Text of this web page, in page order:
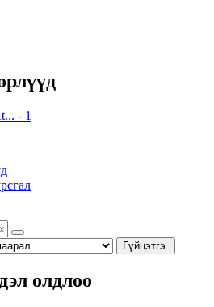
- 1
Гүйцэтгэ.
олдлоо